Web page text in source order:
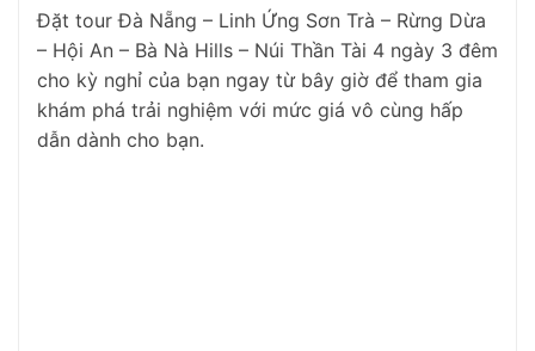
Đặt tour Đà Nẵng – Linh Ứng Sơn Trà – Rừng Dừa
– Hội An – Bà Nà Hills – Núi Thần Tài 4 ngày 3 đêm
cho kỳ nghỉ của bạn ngay từ bây giờ để tham gia
khám phá trải nghiệm với mức giá vô cùng hấp
dẫn dành cho bạn.